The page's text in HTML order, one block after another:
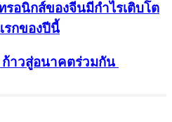
รอนิกส์ของจีนมีกำไรเติบโต
รกของปีนี้
าวสู่อนาคตร่วมกัน